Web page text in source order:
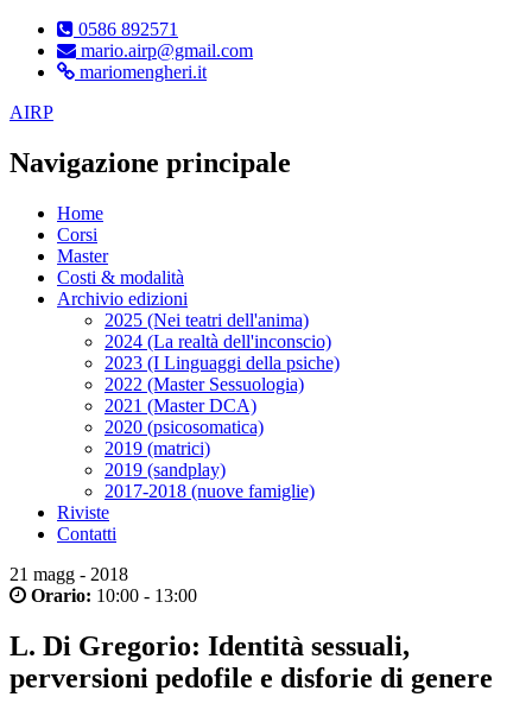
0586 892571
mario.airp@gmail.com
mariomengheri.it
AIRP
Navigazione principale
Home
Corsi
Master
Costi & modalità
Archivio edizioni
2025 (Nei teatri dell'anima)
2024 (La realtà dell'inconscio)
2023 (I Linguaggi della psiche)
2022 (Master Sessuologia)
2021 (Master DCA)
2020 (psicosomatica)
2019 (matrici)
2019 (sandplay)
2017-2018 (nuove famiglie)
Riviste
Contatti
21 magg - 2018
Orario: 10:00 - 13:00
L. Di Gregorio: Identità sessuali,
perversioni pedofile e disforie di genere